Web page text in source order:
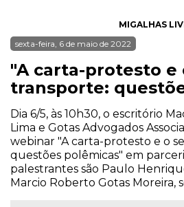
MIGALHAS
sexta-feira, 6 de maio de 2022
"A carta-protesto e
transporte:
Dia 6/5, às 10h30, o escritório
Lima e Gotas Advogados
webinar "A carta-protesto e o
questões polêmicas" em
palestrantes são Paulo
Marcio Roberto Gotas Moreira,